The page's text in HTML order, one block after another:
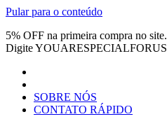
Pular para o conteúdo
5% OFF na primeira compra no site.
DigiteYOUARESPECIALFORUS
SOBRE NÓS
CONTATO RÁPIDO